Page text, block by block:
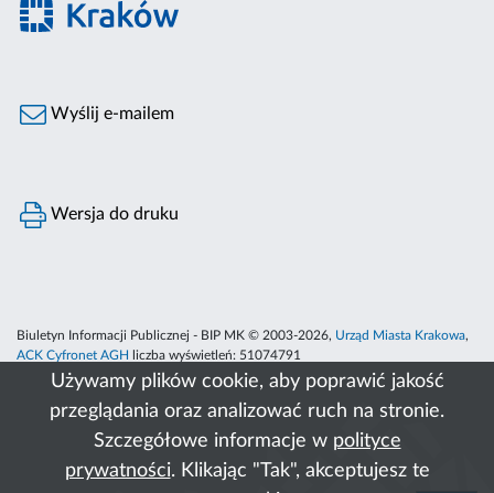
Używamy plików cookie, aby poprawić jakość
przeglądania oraz analizować ruch na stronie.
Szczegółowe informacje w polityce
prywatności. Klikając "Tak", akceptujesz te
Wyślij e-mailem
Wersja do druku
Biuletyn Informacji Publicznej - BIP MK © 2003-2026, Urząd Miasta Krakowa,
ACK Cyfronet AGH
liczba wyświetleń: 51074791